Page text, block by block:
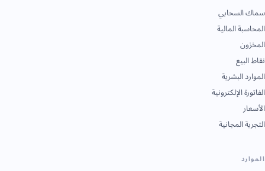
سماك السحابي
المحاسبة المالية
المخزون
نقاط البيع
الموارد البشرية
الفاتورة الإلكترونية
الأسعار
التجربة المجانية
الموارد